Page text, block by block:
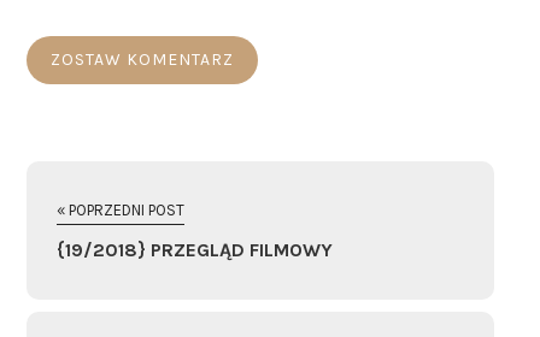
« POPRZEDNI POST
{19/2018} PRZEGLĄD FILMOWY